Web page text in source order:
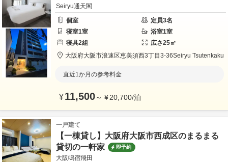
Seiryu通天閣
個室
定員3名
寝室1室 浴室1室
寝具2組 広さ25㎡
大阪府大阪市浪速区恵美須西3丁目3-36Seiryu Tsutenkaku
直近1か月の参考料金
¥11,500～ ¥20,700/泊
一戸建て
【一棟貸し】大阪府大阪市西成区のまるまる
貸切の一軒家
即予約
大阪鳴宿飛田